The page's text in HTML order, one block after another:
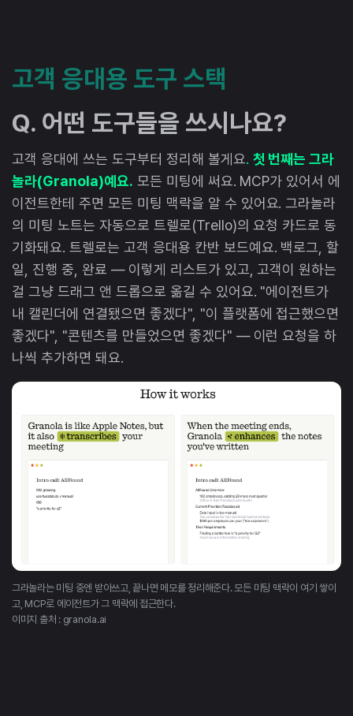
고객 응대용 도구 스택
Q. 어떤 도구들을 쓰시나요?
고객 응대에 쓰는 도구부터 정리해 볼게요. 첫 번째는 그라
놀라(Granola)예요. 모든 미팅에 써요. MCP가 있어서 에
이전트한테 주면 모든 미팅 맥락을 알 수 있어요. 그라놀라
의 미팅 노트는 자동으로 트렐로(Trello)의 요청 카드로 동
기화돼요. 트렐로는 고객 응대용 칸반 보드예요. 백로그, 할
일, 진행 중, 완료 — 이렇게 리스트가 있고, 고객이 원하는
걸 그냥 드래그 앤 드롭으로 옮길 수 있어요. "에이전트가
내 캘린더에 연결됐으면 좋겠다", "이 플랫폼에 접근했으면
좋겠다", "콘텐츠를 만들었으면 좋겠다" — 이런 요청을 하
나씩 추가하면 돼요.
그라놀라는 미팅 중엔 받아쓰고, 끝나면 메모를 정리해준다. 모든 미팅 맥락이 여기 쌓이
고, MCP로 에이전트가 그 맥락에 접근한다.
이미지 출처 : granola.ai